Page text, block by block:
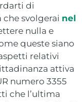
di
svolgerai nel
nulla e
queste siano
relativi
attiva
numero 3355
che l’ultima